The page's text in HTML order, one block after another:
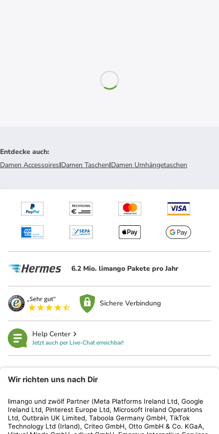
Entdecke auch:
Damen Accessoires|Damen Taschen|Damen Umhängetaschen
6.2 Mio. limango Pakete pro Jahr
Sichere Verbindung
Help Center
Jetzt auch per Live-Chat erreichbar!
Kundenservice